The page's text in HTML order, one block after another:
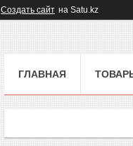
Создать сайт на Satu.kz
ГЛАВНАЯ